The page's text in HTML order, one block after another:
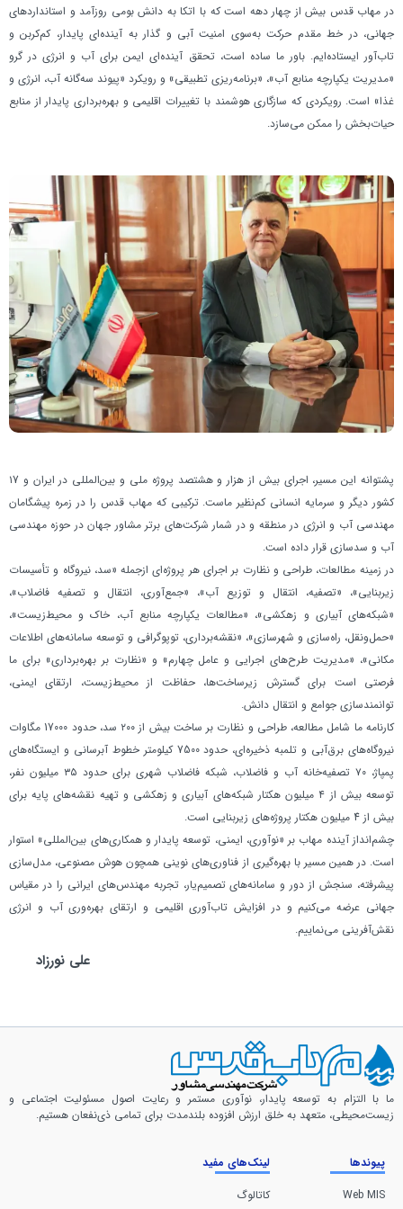
پیام مدیرعامل
در مهاب قدس بیش از چهار دهه است که با اتکا به دانش بومی روزآمد و استانداردهای
جهانی، در خط مقدم حرکت به‌سوی امنیت آبی و گذار به آینده‌ای پایدار، کم‌کربن و
تاب‌آور ایستاده‌ایم. باور ما ساده است، تحقق آینده‌ای ایمن برای آب و انرژی در گرو
«مدیریت یکپارچه منابع آب»، «برنامه‌ریزی تطبیقی» و رویکرد «پيوند سه‌گانه آب، انرژی و
غذا» است. رویکردی که سازگاری هوشمند با تغییرات اقلیمی و بهره‌برداری پایدار از منابع
حیات‌بخش را ممکن می‌سازد.
پشتوانه این مسیر، اجرای بیش از هزار و هشتصد پروژه ملی و بین‌المللی در ایران و ۱7
کشور دیگر و سرمایه انسانی کم‌نظیر ماست. ترکیبی که مهاب قدس را در زمره پیشگامان
مهندسی آب و انرژی در منطقه و در شمار شرکت‌های برتر مشاور جهان در حوزه مهندسی
آب و سدسازی قرار داده است.
در زمينه مطالعات، طراحی و نظارت بر اجرای هر پروژه‌اي ازجمله «سد، نیروگاه و تأسیسات
زیربنایی»، «تصفیه، انتقال و توزیع آب»، «جمع‌آوری، انتقال و تصفیه فاضلاب»،
«شبکه‌های آبیاری و زهکشی»، «مطالعات یکپارچه منابع آب، خاک و محیط‌زیست»،
«حمل‌ونقل، راه‌سازی و شهرسازی»، «نقشه‌برداری، توپوگرافی و توسعه سامانه‌های اطلاعات
مکانی»، «مدیریت طرح‌های اجرایی و عامل چهارم» و «نظارت بر بهره‌برداری» برای ما
فرصتی است برای گسترش زیرساخت‌ها، حفاظت از محیط‌زیست، ارتقای ایمنی،
توانمندسازی جوامع و انتقال دانش.
کارنامه ما شامل مطالعه، طراحی و نظارت بر ساخت بیش از ۲۰۰ سد، حدود 17000 مگاوات
نیروگاه‌های برق‌آبی و تلمبه‌ ذخیره‌ای، حدود 7500 کیلومتر خطوط آبرسانی و ایستگاه‌های
پمپاژ، ۷0 تصفیه‌خانه آب و فاضلاب، شبکه فاضلاب شهری برای حدود ۳۵ میلیون نفر،
توسعه بیش از ۴ میلیون هکتار شبکه‌های آبیاری و زهکشی و تهیه نقشه‌های پایه برای
بیش از 4 میلیون هکتار پروژه‌های زیربنایی است.
چشم‌انداز آینده مهاب بر «نوآوری، ایمنی، توسعه پایدار و همکاری‌های بین‌المللی» استوار
است. در همین مسیر با بهره‌گیری از فناوری‌های نوینی همچون هوش مصنوعی، مدل‌سازی
پیشرفته، سنجش از دور و سامانه‌های تصمیم‌یار، تجربه مهندس‌هاي ایرانی را در مقیاس
جهانی عرضه می‌کنیم و در افزایش تاب‌آوری اقلیمی و ارتقای بهره‌وری آب و انرژی
نقش‌آفرینی می‌نماییم.
علی نورزاد
ما با التزام به توسعه پایدار، نوآوری مستمر و رعایت اصول مسئولیت اجتماعی و
زیست‌محیطی، متعهد به خلق ارزش افزوده بلندمدت برای تمامی ذی‌نفعان هستیم.
پیوندها
Web MIS
لینک‌های مفید
کاتالوگ